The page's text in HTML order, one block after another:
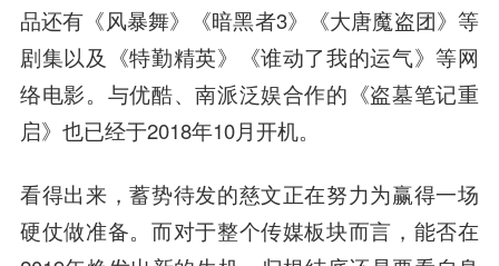
品还有《风暴舞》《暗黑者3》《大唐魔盗团》等
剧集以及《特勤精英》《谁动了我的运气》等网
络电影。与优酷、南派泛娱合作的《盗墓笔记重
启》也已经于2018年10月开机。
看得出来，蓄势待发的慈文正在努力为赢得一场
硬仗做准备。而对于整个传媒板块而言，能否在